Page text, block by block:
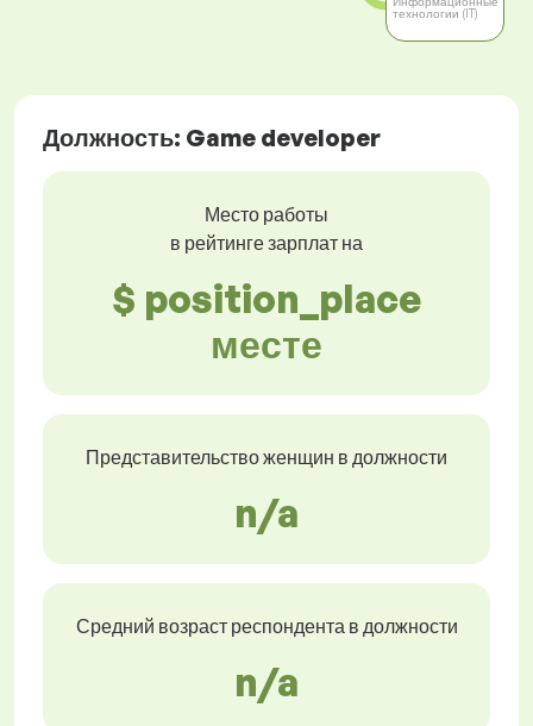
технологии (IT)
Должность: Game developer
Место работы
в рейтинге зарплат на
$ position_place
месте
Представительство женщин в должности
n/a
Средний возраст респондента в должности
n/a